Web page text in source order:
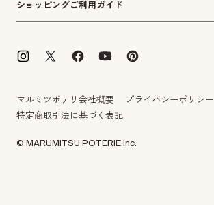
ショッピングご利用ガイド
マルミツポテリ会社概要
プライバシーポリシー
特定商取引法に基づく表記
© MARUMITSU POTERIE inc.